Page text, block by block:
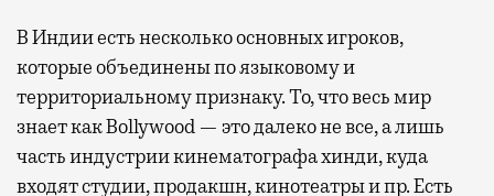
В Индии есть несколько основных игроков,
которые объединены по языковому и
территориальному признаку. То, что весь мир
знает как Bollywood — это далеко не все, а лишь
часть индустрии кинематографа хинди, куда
входят студии, продакшн, кинотеатры и пр. Есть